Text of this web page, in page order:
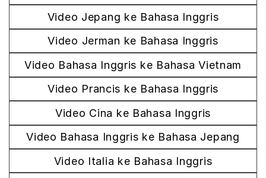
Video Jepang ke Bahasa Inggris
Video Jerman ke Bahasa Inggris
Video Bahasa Inggris ke Bahasa Vietnam
Video Prancis ke Bahasa Inggris
Video Cina ke Bahasa Inggris
Video Bahasa Inggris ke Bahasa Jepang
Video Italia ke Bahasa Inggris